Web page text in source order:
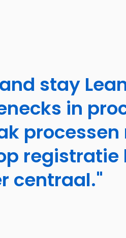
stay
in
registratie
centraal."